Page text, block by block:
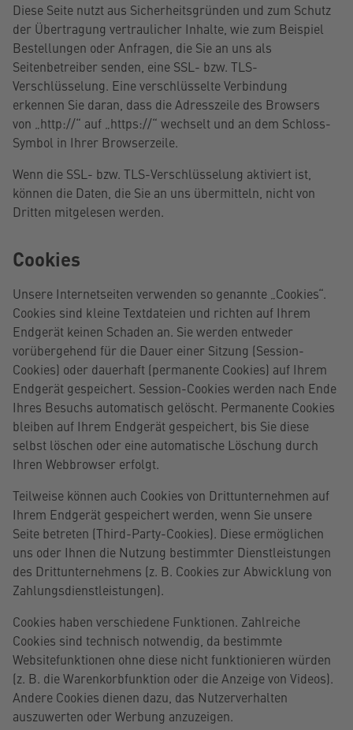
Diese Seite nutzt aus Sicherheitsgründen und zum Schutz
der Übertragung vertraulicher Inhalte, wie zum Beispiel
Bestellungen oder Anfragen, die Sie an uns als
Seitenbetreiber senden, eine SSL- bzw. TLS-
Verschlüsselung. Eine verschlüsselte Verbindung
erkennen Sie daran, dass die Adresszeile des Browsers
von „http://“ auf „https://“ wechselt und an dem Schloss-
Symbol in Ihrer Browserzeile.
Wenn die SSL- bzw. TLS-Verschlüsselung aktiviert ist,
können die Daten, die Sie an uns übermitteln, nicht von
Dritten mitgelesen werden.
Cookies
Unsere Internetseiten verwenden so genannte „Cookies“.
Cookies sind kleine Textdateien und richten auf Ihrem
Endgerät keinen Schaden an. Sie werden entweder
vorübergehend für die Dauer einer Sitzung (Session-
Cookies) oder dauerhaft (permanente Cookies) auf Ihrem
Endgerät gespeichert. Session-Cookies werden nach Ende
Ihres Besuchs automatisch gelöscht. Permanente Cookies
bleiben auf Ihrem Endgerät gespeichert, bis Sie diese
selbst löschen oder eine automatische Löschung durch
Ihren Webbrowser erfolgt.
Teilweise können auch Cookies von Drittunternehmen auf
Ihrem Endgerät gespeichert werden, wenn Sie unsere
Seite betreten (Third-Party-Cookies). Diese ermöglichen
uns oder Ihnen die Nutzung bestimmter Dienstleistungen
des Drittunternehmens (z. B. Cookies zur Abwicklung von
Zahlungsdienstleistungen).
Cookies haben verschiedene Funktionen. Zahlreiche
Cookies sind technisch notwendig, da bestimmte
Websitefunktionen ohne diese nicht funktionieren würden
(z. B. die Warenkorbfunktion oder die Anzeige von Videos).
Andere Cookies dienen dazu, das Nutzerverhalten
auszuwerten oder Werbung anzuzeigen.